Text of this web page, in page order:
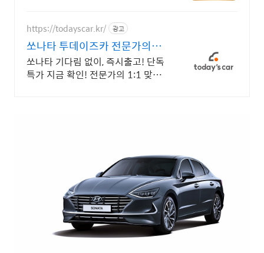
시간실매물전산연동
https://todayscar.kr/ 광고
쏘나타 투데이즈카 전문가의
1:1 맞춤 컨설팅
쏘나타 기다림 없이, 즉시출고! 단독
특가 지금 확인! 전문가의 1:1 맞춤